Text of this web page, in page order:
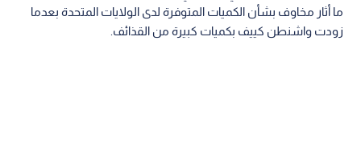
ما أثار مخاوف بشأن الكميات المتوفرة لدى الولايات المتحدة بعدما
زودت واشنطن كييف بكميات كبيرة من القذائف.